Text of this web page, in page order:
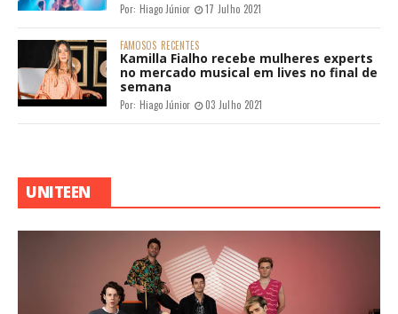
Por: Hiago Júnior 17 Julho 2021
FAMOSOS RECENTES
Kamilla Fialho recebe mulheres experts
no mercado musical em lives no final de
semana
Por: Hiago Júnior 03 Julho 2021
UNITEEN